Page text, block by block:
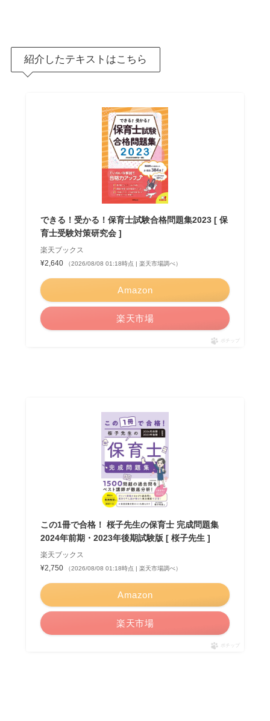
紹介したテキストはこちら
できる！受かる！保育士試験合格問題集2023 [ 保
育士受験対策研究会 ]
楽天ブックス
¥2,640
（2026/08/08 01:18時点 | 楽天市場調べ）
Amazon
楽天市場
ポチップ
この1冊で合格！ 桜子先生の保育士 完成問題集
2024年前期・2023年後期試験版 [ 桜子先生 ]
楽天ブックス
¥2,750
（2026/08/08 01:18時点 | 楽天市場調べ）
Amazon
楽天市場
ポチップ